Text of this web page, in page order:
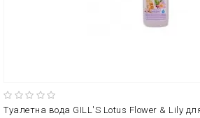
Туалетна вода GILL'S Lotus Flower & Lily